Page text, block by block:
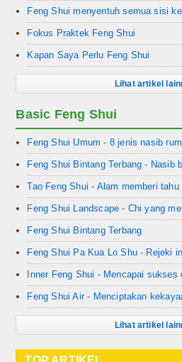
Feng Shui menyentuh semua sisi
Fokus Praktek Feng Shui
Kapan Saya Perlu Feng Shui
Lihat artikel
Basic Feng Shui
Feng Shui Umum - 8 jenis nasib
Feng Shui Bintang Terbang - Nasib
Tao Feng Shui - Alam memberi tahu
Feng Shui Landscape - Chi yang
Feng Shui Bintang Terbang
Feng Shui Pa Kua Lo Shu - Rejeki
Inner Feng Shui - Mencapai
Feng Shui Air - Menciptakan
Lihat artikel